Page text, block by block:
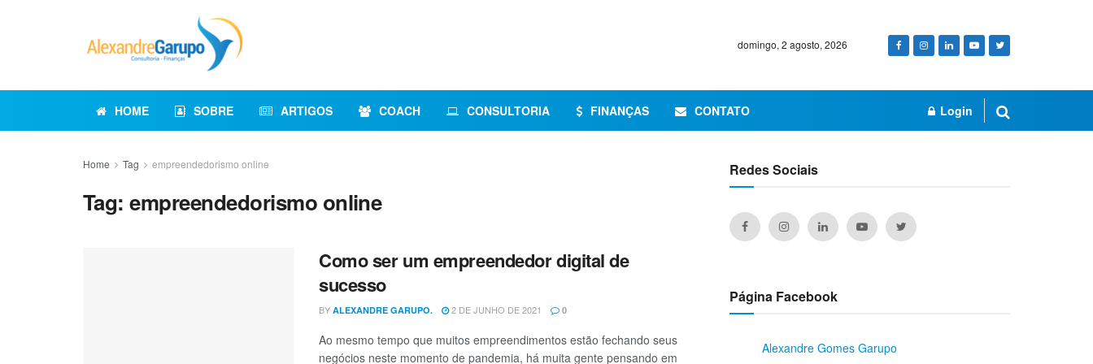
domingo, 2 agosto, 2026
HOME SOBRE ARTIGOS COACH CONSULTORIA FINANÇAS CONTATO Login
Home Tag empreendedorismo online
Tag:empreendedorismo online
Como ser um empreendedor digital de
sucesso
BY ALEXANDRE GARUPO. 2 DE JUNHO DE 2021 0
Ao mesmo tempo que muitos empreendimentos estão fechando seus
negócios neste momento de pandemia, há muita gente pensando em
Redes Sociais
Página Facebook
Alexandre Gomes Garupo